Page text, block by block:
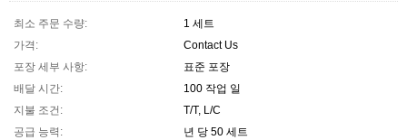
최소 주문 수량:
1 세트
가격:
Contact Us
포장 세부 사항:
표준 포장
배달 시간:
100 작업 일
지불 조건:
T/T, L/C
공급 능력:
년 당 50 세트